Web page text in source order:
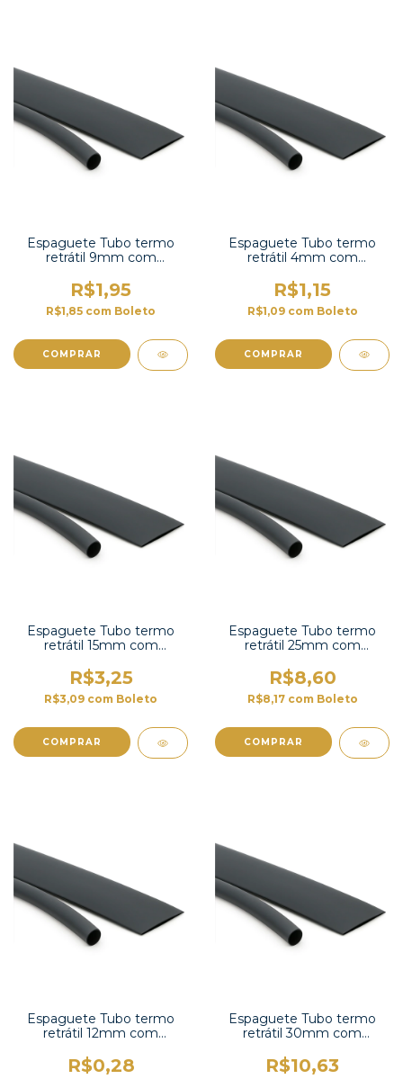
Espaguete Tubo termo
retrátil 9mm com
R$1,95
R$1,85 com Boleto
COMPRAR
Espaguete Tubo termo
retrátil 4mm com
R$1,15
R$1,09 com Boleto
COMPRAR
Espaguete Tubo termo
retrátil 15mm com
R$3,25
R$3,09 com Boleto
COMPRAR
Espaguete Tubo termo
retrátil 25mm com
R$8,60
R$8,17 com Boleto
COMPRAR
Espaguete Tubo termo
retrátil 12mm com
R$0,28
Espaguete Tubo termo
retrátil 30mm com
UL
R$10,63